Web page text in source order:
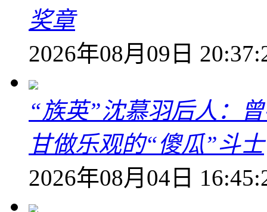
奖章
2026年08月09日
“族英”沈慕羽后人：
甘做乐观的“傻瓜”斗士
2026年08月04日